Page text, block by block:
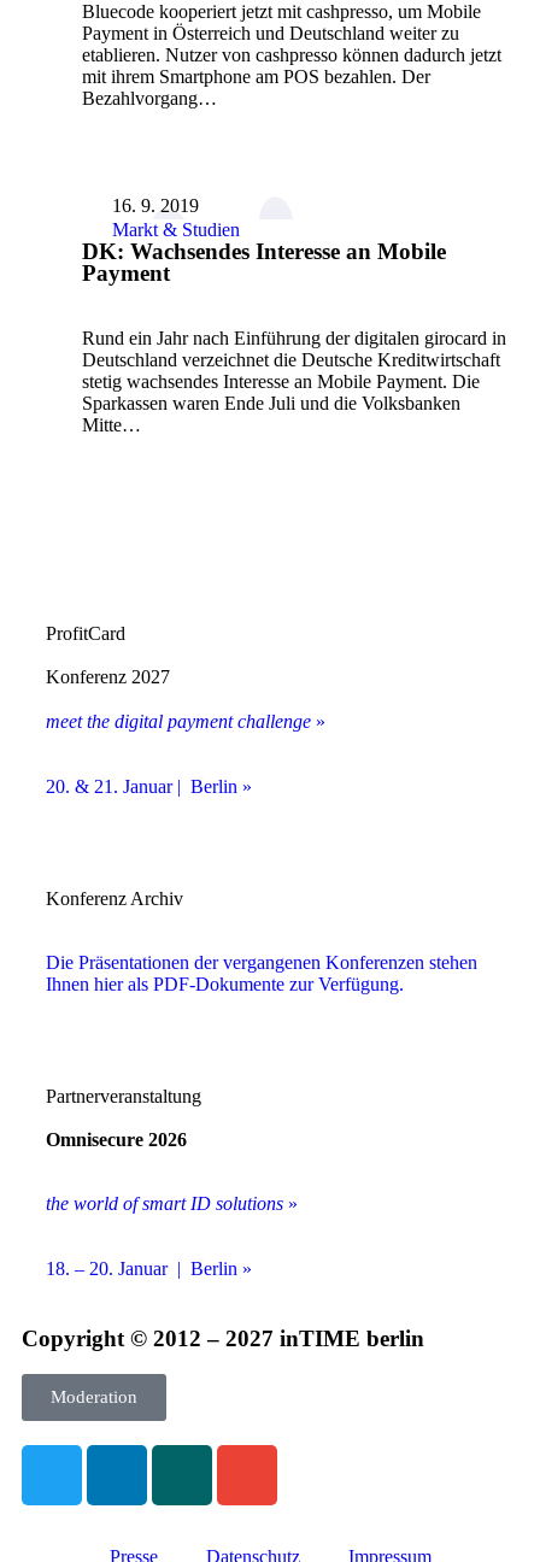
Bluecode kooperiert jetzt mit cashpresso, um Mobile
Payment in Österreich und Deutschland weiter zu
etablieren. Nutzer von cashpresso können dadurch jetzt
mit ihrem Smartphone am POS bezahlen. Der
Bezahlvorgang…
16. 9. 2019
Markt & Studien
DK: Wachsendes Interesse an Mobile
Payment
Rund ein Jahr nach Einführung der digitalen girocard in
Deutschland verzeichnet die Deutsche Kreditwirtschaft
stetig wachsendes Interesse an Mobile Payment. Die
Sparkassen waren Ende Juli und die Volksbanken
Mitte…
ProfitCard
Konferenz 2027
meet the digital payment challenge »
20. & 21. Januar | Berlin »
Konferenz Archiv
Die Präsentationen der vergangenen Konferenzen stehen
Ihnen hier als PDF-Dokumente zur Verfügung.
Partnerveranstaltung
Omnisecure 2026
the world of smart ID solutions »
18. – 20. Januar | Berlin »
Copyright © 2012 – 2027 inTIME berlin
Moderation
Presse Datenschutz Impressum